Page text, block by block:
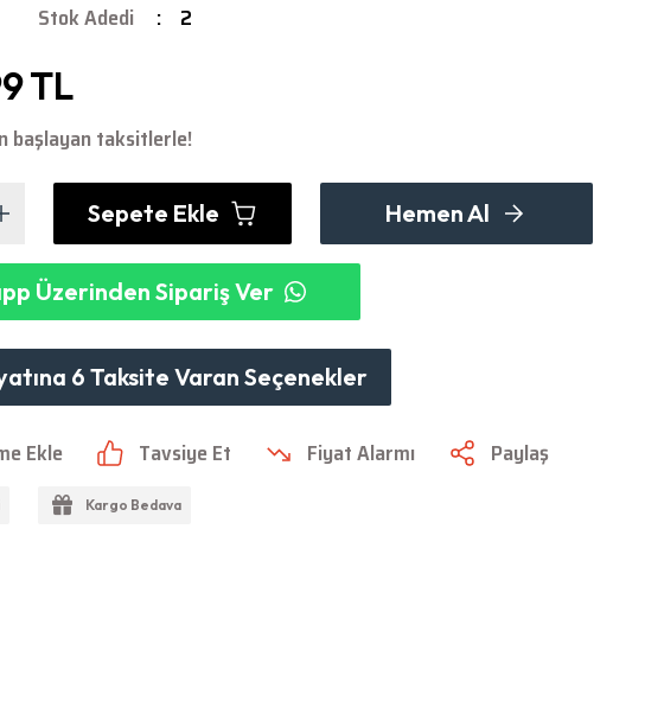
Stok Adedi 2
TL
başlayan taksitlerle!
Sepete Ekle Hemen Al
Üzerinden Sipariş Ver
6 Taksite Varan Seçenekler
Tavsiye Et Fiyat Alarmı Paylaş
Kargo Bedava